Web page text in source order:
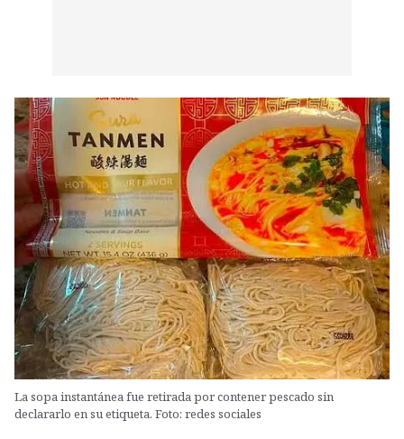
La sopa instantánea fue retirada por contener pescado sin
declararlo en su etiqueta. Foto: redes sociales